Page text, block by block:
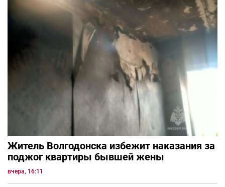
Житель Волгодонска избежит наказания за
поджог квартиры бывшей жены
вчера, 16:11